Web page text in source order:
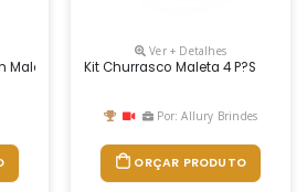
Maleta De Alumínio Com Travas De
Ver + Detalhes
Kit Churrasco Maleta 4 P?s
Por: Allury Brindes
ORÇAR PRODUTO